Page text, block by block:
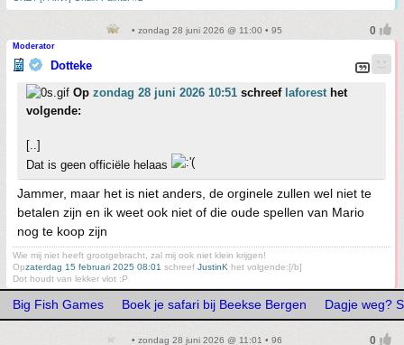
• zondag 28 juni 2026 @ 11:00 • 95
Moderator
Dotteke
Op zondag 28 juni 2026 10:51 schreef laforest het
volgende:
[..]
Dat is geen officiële helaas
Jammer, maar het is niet anders, de orginele zullen wel niet te
betalen zijn en ik weet ook niet of die oude spellen van Mario
nog te koop zijn
Wie mij niet heeft grootgebracht, zal mij ook niet klein krijgen!
Opzaterdag 15 februari 2025 08:01 schreef JustinK het volgende:[/b]
Dot houdt van lekker vlot :P
Big Fish Games Boek je safari bij Beekse Bergen Dagje weg?
• zondag 28 juni 2026 @ 11:01 • 96